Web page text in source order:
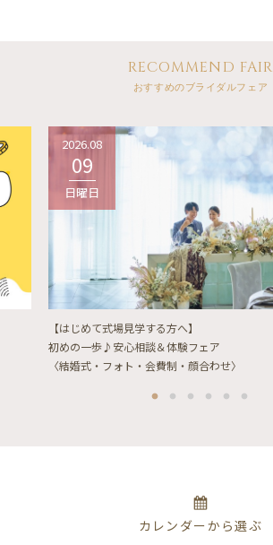
RECOMMEND FAIR
おすすめのブライダルフェア
2026.08
09
日曜日
【はじめて式場見学する方へ】
初めの一歩♪安心相談＆体験フェア
〈結婚式・フォト・会費制・顔合わせ〉
カレンダーから選ぶ